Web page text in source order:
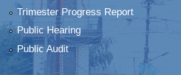
Trimester Progress Report
Public Hearing
Public Audit